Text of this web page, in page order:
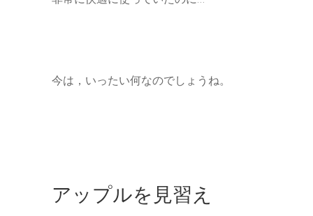
今は，いったい何なのでしょうね。
アップルを見習え